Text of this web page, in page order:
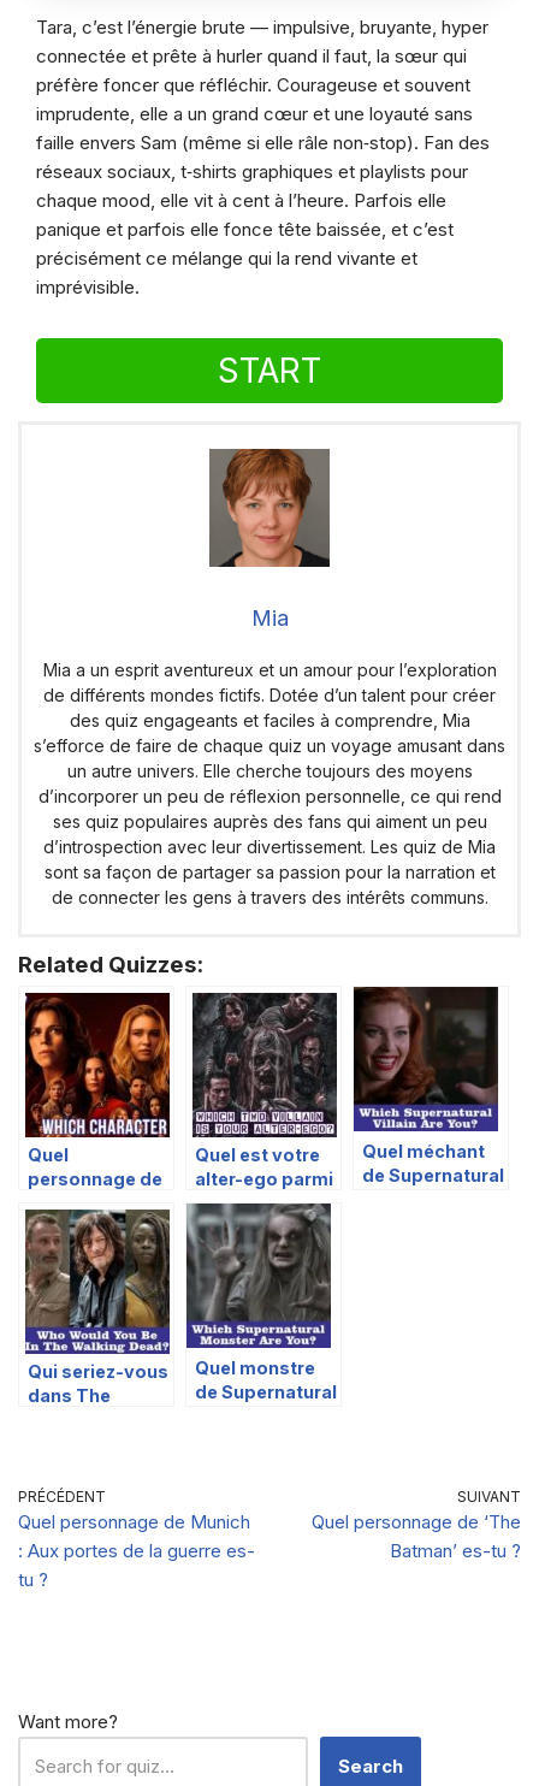
Tara, c’est l’énergie brute — impulsive, bruyante, hyper
connectée et prête à hurler quand il faut, la sœur qui
préfère foncer que réfléchir. Courageuse et souvent
imprudente, elle a un grand cœur et une loyauté sans
faille envers Sam (même si elle râle non‑stop). Fan des
réseaux sociaux, t‑shirts graphiques et playlists pour
chaque mood, elle vit à cent à l’heure. Parfois elle
panique et parfois elle fonce tête baissée, et c’est
précisément ce mélange qui la rend vivante et
imprévisible.
START
Mia
Mia a un esprit aventureux et un amour pour l’exploration
de différents mondes fictifs. Dotée d’un talent pour créer
des quiz engageants et faciles à comprendre, Mia
s’efforce de faire de chaque quiz un voyage amusant dans
un autre univers. Elle cherche toujours des moyens
d’incorporer un peu de réflexion personnelle, ce qui rend
ses quiz populaires auprès des fans qui aiment un peu
d’introspection avec leur divertissement. Les quiz de Mia
sont sa façon de partager sa passion pour la narration et
de connecter les gens à travers des intérêts communs.
Related Quizzes:
Quel
personnage de
?
Quel est votre
alter-ego parmi
les méchants
de The Walking
Dead ?
Quel méchant
de Supernatural
Qui seriez-vous
dans The
Quel monstre
de Supernatural
PRÉCÉDENT
Quel personnage de Munich
: Aux portes de la guerre es-
tu ?
SUIVANT
Quel personnage de ‘The
Batman’ es-tu ?
Want more?
Search